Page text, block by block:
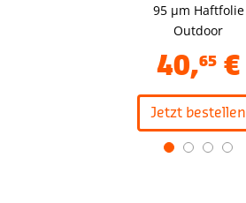
95 µm Haftfolie
Outdoor
40,65 €
Jetzt bestellen